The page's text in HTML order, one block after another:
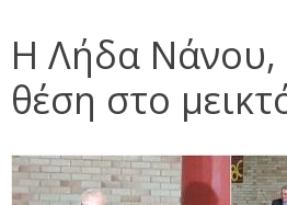
Η Λήδα Νάνου,
θέση στο